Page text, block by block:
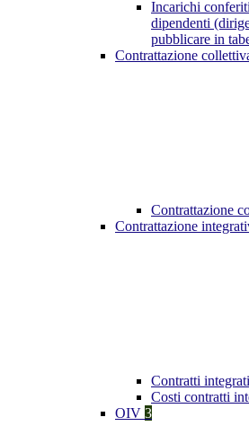
Incarichi
dipendenti
pubblicare in
Contrattazione
Contrattazione
Contrattazione
Contratti
Costi contratti
OIV 3